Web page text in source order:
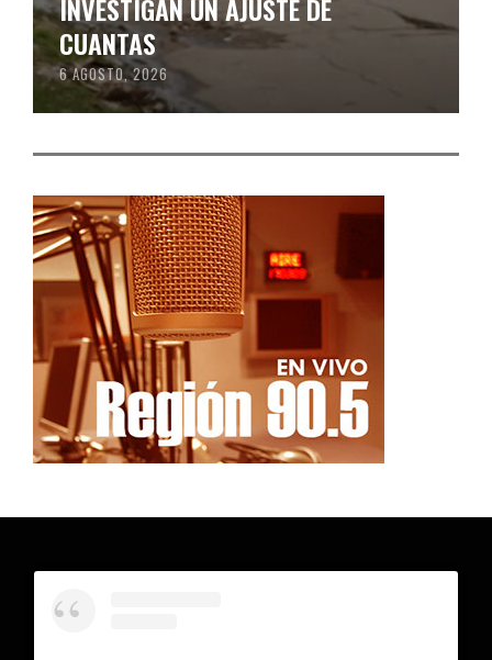
INVESTIGAN UN AJUSTE DE
CUANTAS
6 AGOSTO, 2026